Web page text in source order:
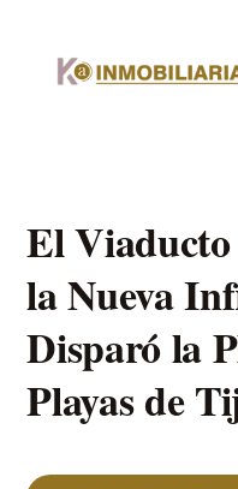
El
la Nueva
Disparó la
Playas de